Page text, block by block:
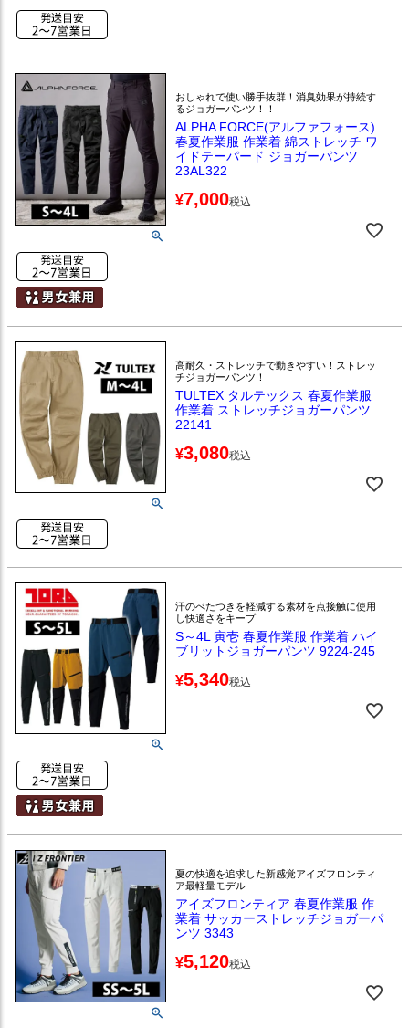
おしゃれで使い勝手抜群！消臭効果が持続す
るジョガーパンツ！！
ALPHA FORCE(アルファフォース)
春夏作業服 作業着 綿ストレッチ ワ
イドテーパード ジョガーパンツ
23AL322
¥7,000税込
高耐久・ストレッチで動きやすい！ストレッ
チジョガーパンツ！
TULTEX タルテックス 春夏作業服
作業着 ストレッチジョガーパンツ
22141
¥3,080税込
汗のべたつきを軽減する素材を点接触に使用
し快適さをキープ
S～4L 寅壱 春夏作業服 作業着 ハイ
ブリットジョガーパンツ 9224-245
¥5,340税込
夏の快適を追求した新感覚アイズフロンティ
ア最軽量モデル
アイズフロンティア 春夏作業服 作
業着 サッカーストレッチジョガーパ
ンツ 3343
¥5,120税込